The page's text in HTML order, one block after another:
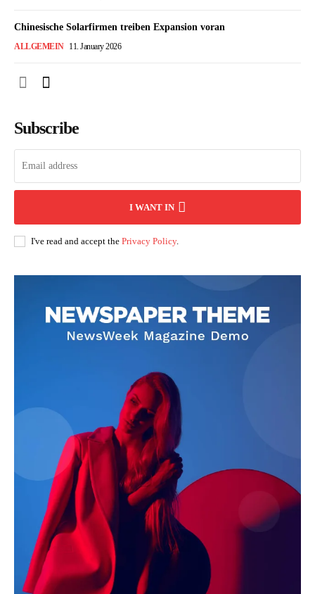
Chinesische Solarfirmen treiben Expansion voran
ALLGEMEIN 11. January 2026
Subscribe
I WANT IN
I've read and accept the Privacy Policy.